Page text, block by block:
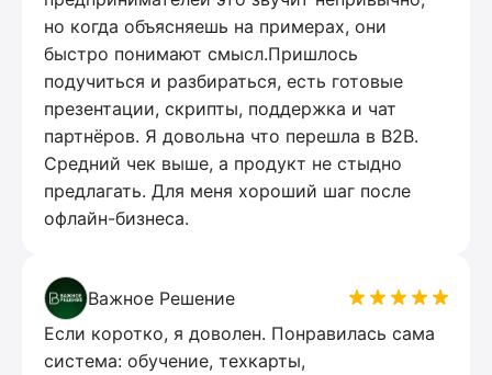
но когда объясняешь на примерах, они
быстро понимают смысл.Пришлось
подучиться и разбираться, есть готовые
презентации, скрипты, поддержка и чат
партнёров. Я довольна что перешла в B2B.
Средний чек выше, а продукт не стыдно
предлагать. Для меня хороший шаг после
офлайн-бизнеса.
Важное Решение
Если коротко, я доволен. Понравилась сама
система: обучение, техкарты,